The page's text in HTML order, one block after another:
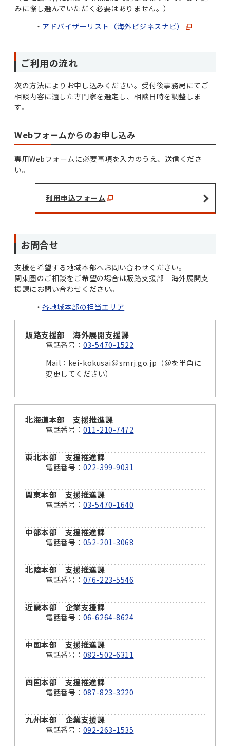
みに際し選んでいただく必要はありません。）
アドバイザーリスト（海外ビジネスナビ）
ご利用の流れ
次の方法によりお申し込みください。受付後事務局にてご
相談内容に適した専門家を選定し、相談日時を調整しま
す。
Webフォームからのお申し込み
専用Webフォームに必要事項を入力のうえ、送信くださ
い。
利用申込フォーム
お問合せ
支援を希望する地域本部へお問い合わせください。
関東圏のご相談をご希望の場合は販路支援部 海外展開支
援課にお問い合わせください。
各地域本部の担当エリア
販路支援部 海外展開支援課
電話番号： 03-5470-1522
Mail：kei-kokusai＠smrj.go.jp（＠を半角に
変更してください）
北海道本部 支援推進課
電話番号： 011-210-7472
東北本部 支援推進課
電話番号： 022-399-9031
関東本部 支援推進課
電話番号： 03-5470-1640
中部本部 支援推進課
電話番号： 052-201-3068
北陸本部 支援推進課
電話番号： 076-223-5546
近畿本部 企業支援課
電話番号： 06-6264-8624
中国本部 支援推進課
電話番号： 082-502-6311
四国本部 支援推進課
電話番号： 087-823-3220
九州本部 企業支援課
電話番号： 092-263-1535